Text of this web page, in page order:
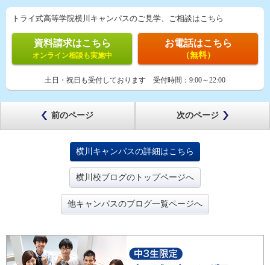
トライ式高等学院横川キャンパスのご見学、ご相談はこちら
資料請求はこちら
オンライン相談も実施中
お電話はこちら
（無料）
土日・祝日も受付しております 受付時間： 9:00～22:00
前のページ 次のページ
横川キャンパスの詳細はこちら
横川校ブログのトップページへ
他キャンパスのブログ一覧ページへ